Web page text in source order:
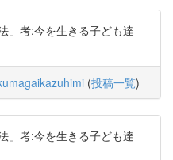
」考:今を生きる子ども達
(投稿一覧)
」考:今を生きる子ども達